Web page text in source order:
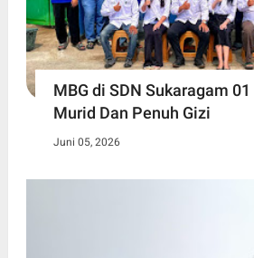
MBG di SDN Sukaragam
Murid Dan Penuh Gizi
Juni 05, 2026